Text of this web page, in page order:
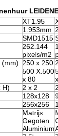
XT1.95
1.953mm
SMD1515
262.144
pixels/m2
(mm) 250 x 250
500 X.500
x 80
H)
2 x 2
128x128
256x256
Matrijs
Gegoten
Aluminium